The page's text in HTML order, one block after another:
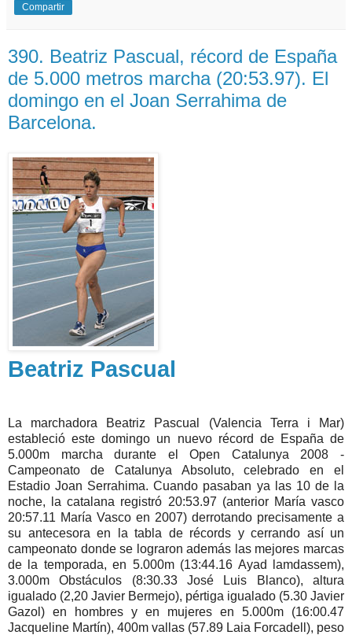
Compartir
390. Beatriz Pascual, récord de España
de 5.000 metros marcha (20:53.97). El
domingo en el Joan Serrahima de
Barcelona.
Beatriz Pascual
La marchadora Beatriz Pascual (Valencia Terra i Mar)
estableció este domingo un nuevo récord de España de
5.000m marcha durante el Open Catalunya 2008 -
Campeonato de Catalunya Absoluto, celebrado en el
Estadio Joan Serrahima. Cuando pasaban ya las 10 de la
noche, la catalana registró 20:53.97 (anterior María vasco
20:57.11 María Vasco en 2007) derrotando precisamente a
su antecesora en la tabla de récords y cerrando así un
campeonato donde se lograron además las mejores marcas
de la temporada, en 5.000m (13:44.16 Ayad lamdassem),
3.000m Obstáculos (8:30.33 José Luis Blanco), altura
igualado (2,20 Javier Bermejo), pértiga igualado (5.30 Javier
Gazol) en hombres y en mujeres en 5.000m (16:00.47
Jacqueline Martín), 400m vallas (57.89 Laia Forcadell), peso